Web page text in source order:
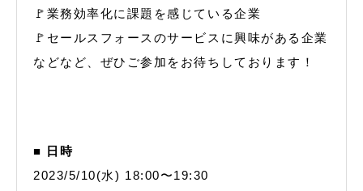
🚩業務効率化に課題を感じている企業
🚩セールスフォースのサービスに興味がある企業
などなど、ぜひご参加をお待ちしております！
■ 日時
2023/5/10(水) 18:00〜19:30